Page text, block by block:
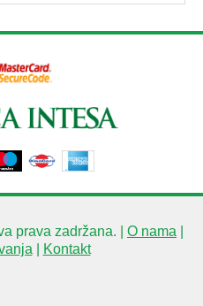
prava zadržana. | O nama
Kontakt